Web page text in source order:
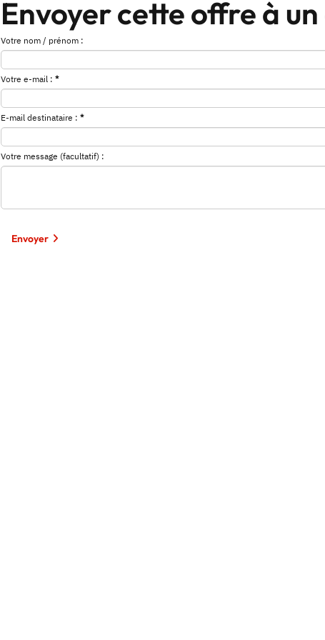
Envoyer cette offre à
Votre nom / prénom :
Votre e-mail : *
E-mail destinataire : *
Votre message (facultatif) :
Envoyer